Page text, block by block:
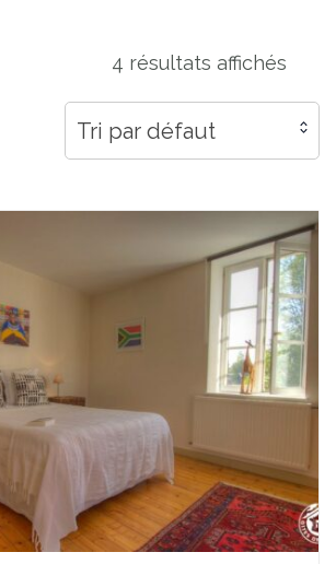
4 résultats affichés
Tri par défaut